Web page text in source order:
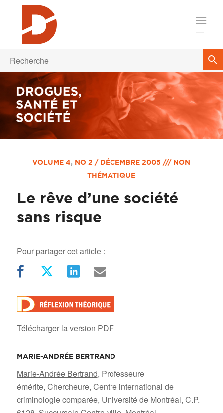
VOLUME 4, NO 2 / DÉCEMBRE 2005 /// NON
THÉMATIQUE
Le rêve d’une société
sans risque
Pour partager cet article :
Télécharger la version PDF
MARIE-ANDRÉE BERTRAND/
Marie-Andrée Bertrand, Professeure
émérite, Chercheure, Centre international de
criminologie comparée, Université de Montréal, C.P.